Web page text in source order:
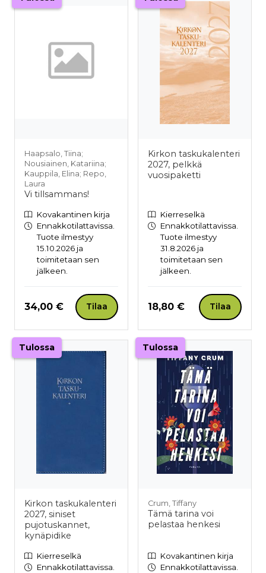
Haapsalo, Tiina;
Nousiainen, Katariina;
Kauppila, Elina; Repo,
Laura
Vi tillsammans!
Kovakantinen kirja
Ennakkotilattavissa.
Tuote ilmestyy
15.10.2026 ja
toimitetaan sen
jälkeen.
Hinta nyt
34,00 € Tilaa
Kirkon taskukalenteri
2027, pelkkä
vuosipaketti
Kierreselkä
Ennakkotilattavissa.
Tuote ilmestyy
31.8.2026 ja
toimitetaan sen
jälkeen.
Hinta nyt
18,80 € Tilaa
Tulossa
Kirkon taskukalenteri
2027, siniset
pujotuskannet,
kynäpidike
Kierreselkä
Ennakkotilattavissa.
Tulossa
Crum, Tiffany
Tämä tarina voi
pelastaa henkesi
Kovakantinen kirja
Ennakkotilattavissa.